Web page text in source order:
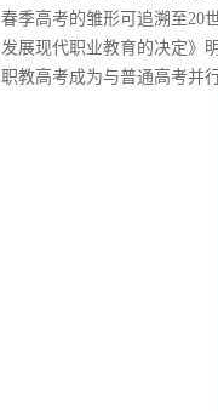
春季高考的雏形可追溯至20
发展现代职业教育的决定》
职教高考成为与普通高考并